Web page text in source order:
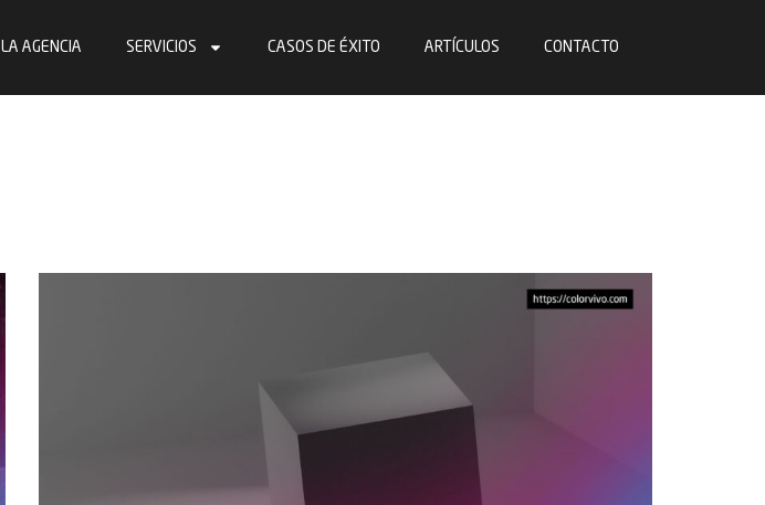
LA AGENCIA SERVICIOS CASOS DE ÉXITO ARTÍCULOS CONTACTO